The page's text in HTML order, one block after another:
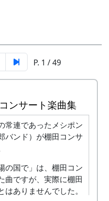
P. 1 / 49
ンサート楽曲集
常連であったメシポン
バンド）が棚田コンサ
の国で」は、棚田コン
曲ですが、実際に棚田
ありませんでした。